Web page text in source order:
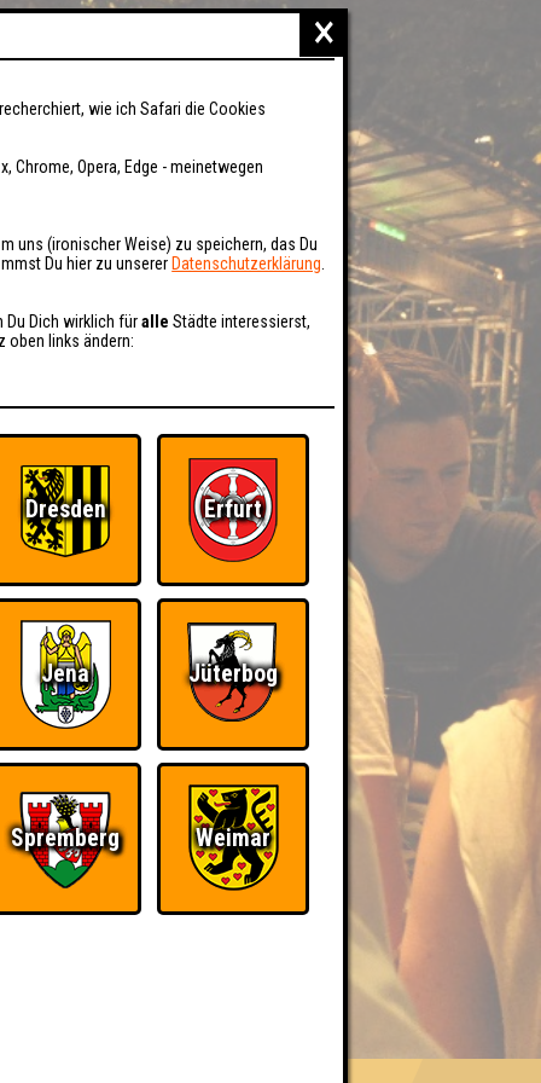
×
wie ich Safari die Cookies
Chrome, Opera, Edge - meinetwegen
uns (ironischer Weise) zu speichern, das Du
Du hier zu unserer Datenschutzerklärung
Du Dich wirklich füralle Städte interessierst,
oben links ändern:
Dresden Erfurt
Jena Jüterbog
Spremberg Weimar